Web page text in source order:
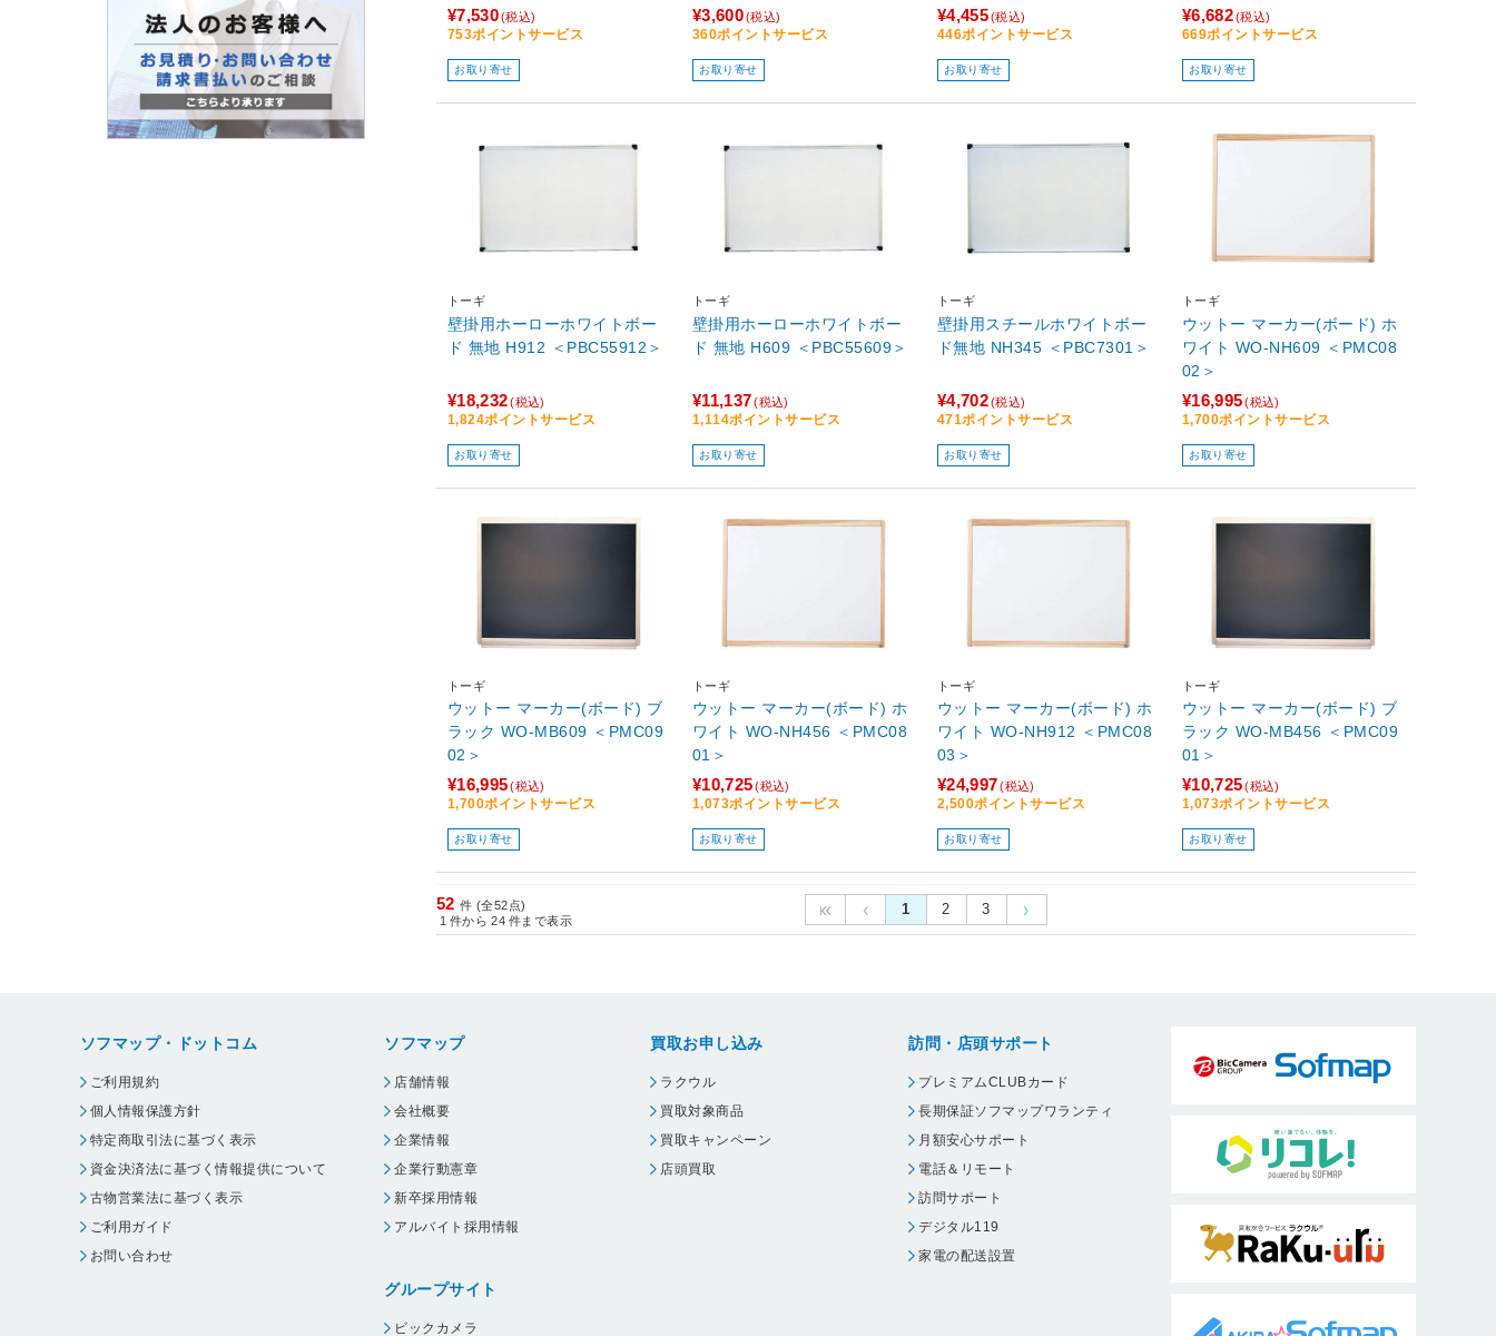
¥7,530(税込)
753ポイントサービス
お取り寄せ
¥3,600(税込)
360ポイントサービス
お取り寄せ
¥4,455(税込)
446ポイントサービス
お取り寄せ
¥6,682(税込)
669ポイントサービス
お取り寄せ
トーギ
壁掛用ホーローホワイトボー
ド 無地 H912 ＜PBC55912＞
¥18,232(税込)
1,824ポイントサービス
お取り寄せ
トーギ
壁掛用ホーローホワイトボー
ド 無地 H609 ＜PBC55609＞
¥11,137(税込)
1,114ポイントサービス
お取り寄せ
トーギ
壁掛用スチールホワイトボー
ド無地 NH345 ＜PBC7301＞
¥4,702(税込)
471ポイントサービス
お取り寄せ
トーギ
ウットー マーカー(ボード) ホ
ワイト WO-NH609 ＜PMC08
02＞
¥16,995(税込)
1,700ポイントサービス
お取り寄せ
トーギ
ウットー マーカー(ボード) ブ
ラック WO-MB609 ＜PMC09
02＞
¥16,995(税込)
1,700ポイントサービス
お取り寄せ
トーギ
ウットー マーカー(ボード) ホ
ワイト WO-NH456 ＜PMC08
01＞
¥10,725(税込)
1,073ポイントサービス
お取り寄せ
トーギ
ウットー マーカー(ボード) ホ
ワイト WO-NH912 ＜PMC08
03＞
¥24,997(税込)
2,500ポイントサービス
お取り寄せ
トーギ
ウットー マーカー(ボード) ブ
ラック WO-MB456 ＜PMC09
01＞
¥10,725(税込)
1,073ポイントサービス
お取り寄せ
52 件 (全52点)
1 件から 24 件まで表示
1 2 3
ソフマップ・ドットコム
ご利用規約
個人情報保護方針
特定商取引法に基づく表示
資金決済法に基づく情報提供について
古物営業法に基づく表示
ご利用ガイド
お問い合わせ
ソフマップ
店舗情報
会社概要
企業情報
企業行動憲章
新卒採用情報
アルバイト採用情報
グループサイト
ビックカメラ
買取お申し込み
ラクウル
買取対象商品
買取キャンペーン
店頭買取
訪問・店頭サポート
プレミアムCLUBカード
長期保証ソフマップワランティ
月額安心サポート
電話＆リモート
訪問サポート
デジタル119
家電の配送設置